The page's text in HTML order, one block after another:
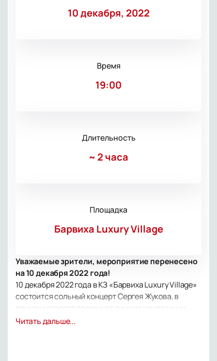
10 декабря, 2022
Время
19:00
Длительность
~ 2 часа
Площадка
Барвиха Luxury Village
Уважаемые зрители, мероприятие перенесено
на 10 декабря 2022 года!
10 декабря 2022 года в КЗ «Барвиха Luxury Village»
состоится сольный концерт Сергея Жукова, в
рамках которого прозвучат лучшие композиции
любимой многими группы «Руки Вверх». В этот
Читать дальше...